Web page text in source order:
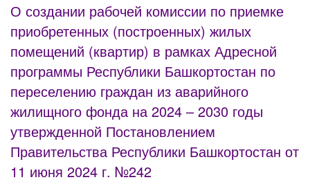
О создании рабочей комиссии по приемке
приобретенных (построенных) жилых
помещений (квартир) в рамках Адресной
программы Республики Башкортостан по
переселению граждан из аварийного
жилищного фонда на 2024 – 2030 годы
утвержденной Постановлением
Правительства Республики Башкортостан от
11 июня 2024 г. №242